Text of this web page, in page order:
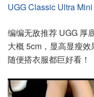
UGG Classic Ultra
编编无敌推荐 UGG 厚
大概 5cm，显高显瘦效
随便搭衣服都巨好看！